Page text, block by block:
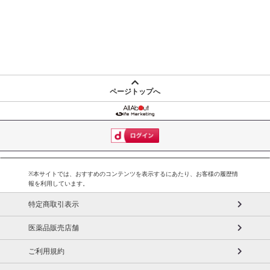
ページトップへ
※本サイトでは、おすすめのコンテンツを表示するにあたり、お客様の履歴情
報を利用しています。
特定商取引表示
医薬品販売店舗
ご利用規約